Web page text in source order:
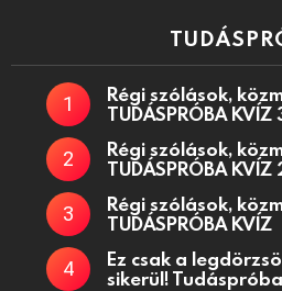
Régi szólások,
TUDÁSPRÓBA KVÍZ
Régi szólások,
TUDÁSPRÓBA KVÍZ
Régi szólások,
TUDÁSPRÓBA KVÍZ
Ez csak a
sikerül!